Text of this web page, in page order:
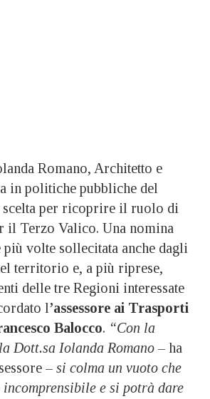
Romano, Architetto e
in politiche pubbliche del
scelta per ricoprire il ruolo di
il Terzo Valico. Una nomina
più volte sollecitata anche dagli
territorio e, a più riprese,
delle tre Regioni interessate
l’assessore ai Trasporti
Balocco. “Con la
Dott.sa Iolanda Romano – ha
– si colma un vuoto che
e si potrà dare